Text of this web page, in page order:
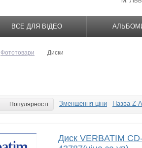
ВСЕ ДЛЯ ВІДЕО
Фототовари Диски
Популярності Зменшення ціни Назва Z-A
Диск VERBATIM